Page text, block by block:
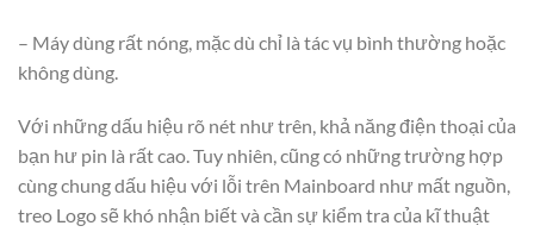
– Máy dùng rất nóng, mặc dù chỉ là tác vụ bình thường hoặc
không dùng.
Với những dấu hiệu rõ nét như trên, khả năng điện thoại của
bạn hư pin là rất cao. Tuy nhiên, cũng có những trường hợp
cùng chung dấu hiệu với lỗi trên Mainboard như mất nguồn,
treo Logo sẽ khó nhận biết và cần sự kiểm tra của kĩ thuật